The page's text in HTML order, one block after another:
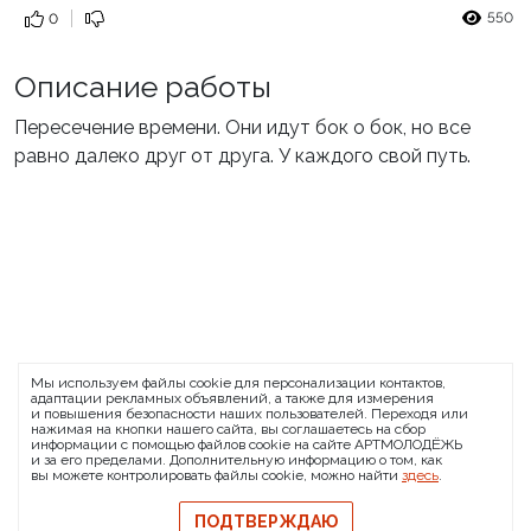
0 550
Описание работы
Пересечение времени. Они идут бок о бок, но все
равно далеко друг от друга. У каждого свой путь.
О проекте FAQ
Банковские реквизиты
Сообщить о баге
© 2026 АРТМОЛОДЁЖЬ
Политика конфиденциальности
Политика обмена и возврата
Мы используем файлы cookie для персонализации контактов,
адаптации рекламных объявлений, а также для измерения
и повышения безопасности наших пользователей. Переходя или
нажимая на кнопки нашего сайта, вы соглашаетесь на сбор
информации с помощью файлов cookie на сайте АРТМОЛОДЁЖЬ
и за его пределами. Дополнительную информацию о том, как
вы можете контролировать файлы cookie, можно найти здесь.
ПОДТВЕРЖДАЮ